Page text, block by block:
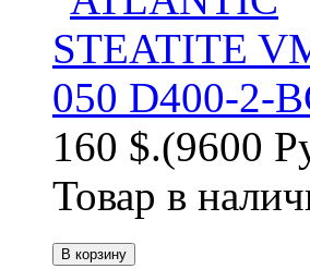
160 $.(9600
Товар в